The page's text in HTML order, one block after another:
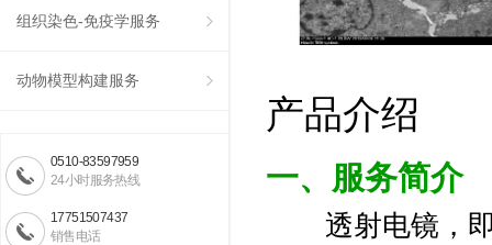
组织染色-免疫学服务
动物模型构建服务
0510-83597959
24小时服务热线
17751507437
销售电话
产品介绍
一、服务简介
透射电镜，